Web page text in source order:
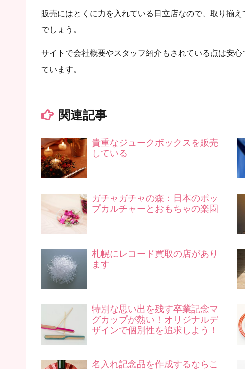
販売にはとくに力を入れている日立店なので、取り揃
でしょう。
サイトで会社概要やスタッフ紹介もされている点は安
ています。
関連記事
貴重なジュークボックスを販売
している
ガチャガチャの森：日本のポッ
プカルチャーとおもちゃの楽園
札幌にレコード買取の店があり
ます
特別な思い出を残す卒業記念マ
グカップが熱い！オリジナルデ
ザインで個別性を追求しよう！
名入れ記念品を作成するならこ